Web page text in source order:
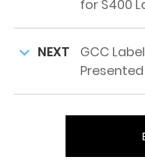
for S400
NEXT
GCC